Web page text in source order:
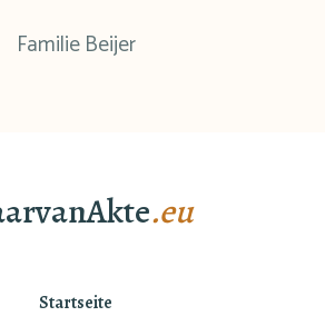
Familie Beijer
.eu
Startseite